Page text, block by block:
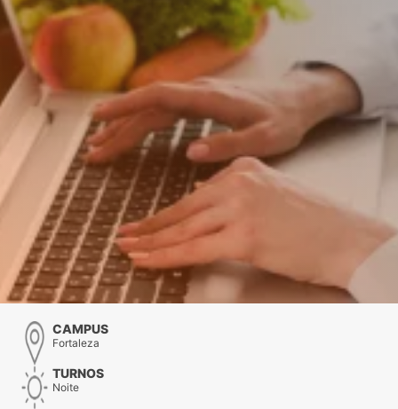
CAMPUS
Fortaleza
TURNOS
Noite